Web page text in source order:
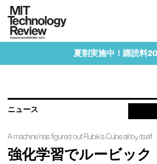
夏割実施中！購読料20
ニュース
A machine has figured out Rubik’s Cube all by itself
強化学習でルービッ